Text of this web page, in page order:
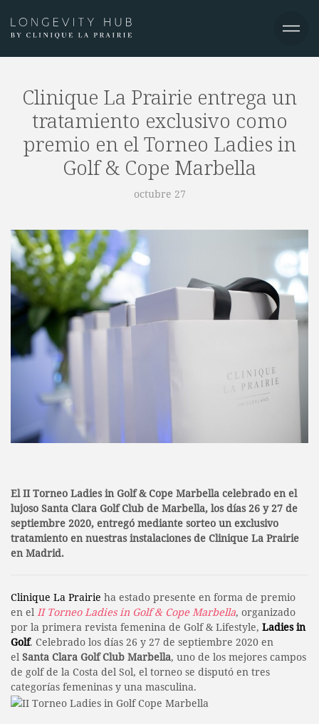
Clinique La Prairie entrega un
tratamiento exclusivo como
premio en el Torneo Ladies in
Golf & Cope Marbella
octubre 27
El II Torneo Ladies in Golf & Cope Marbella celebrado en el
lujoso Santa Clara Golf Club de Marbella, los días 26 y 27 de
septiembre 2020, entregó mediante sorteo un exclusivo
tratamiento en nuestras instalaciones de Clinique La Prairie
en Madrid.
Clinique La Prairie ha estado presente en forma de premio
en el II Torneo Ladies in Golf & Cope Marbella, organizado
por la primera revista femenina de Golf & Lifestyle, Ladies in
Golf. Celebrado los días 26 y 27 de septiembre 2020 en
el Santa Clara Golf Club Marbella, uno de los mejores campos
de golf de la Costa del Sol, el torneo se disputó en tres
categorías femeninas y una masculina.